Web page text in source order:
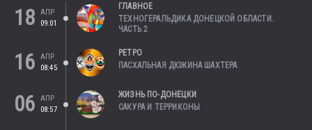
18
АПР
09:01
ГЛАВНОЕ
ТЕХНОГЕРАЛЬДИКА ДОНЕЦКОЙ ОБЛАСТИ.
ЧАСТЬ 2
16
АПР
08:45
РЕТРО
ПАСХАЛЬНАЯ ДЮЖИНА ШАХТЕРА
06
АПР
08:57
ЖИЗНЬ ПО-ДОНЕЦКИ
САКУРА И ТЕРРИКОНЫ